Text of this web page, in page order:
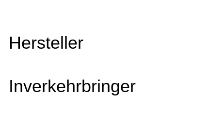
Hersteller
Inverkehrbringer